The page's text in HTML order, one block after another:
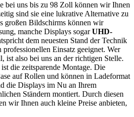
bei uns bis zu 98 Zoll können wir Ihnen
sind sie eine lukrative Alternative zu
großen Bildschirms können wir
manche Displays sogarUHD-
dem neuesten Stand der Technik
Einsatz geeignet. Wer
ist also bei uns an der richtigen Stelle.
die zeitsparende Montage. Die
auf Rollen und können in Ladeformat
die Displays im Nu an Ihrem
Ständern montiert. Durch diesen
wir Ihnen auch kleine Preise anbieten,